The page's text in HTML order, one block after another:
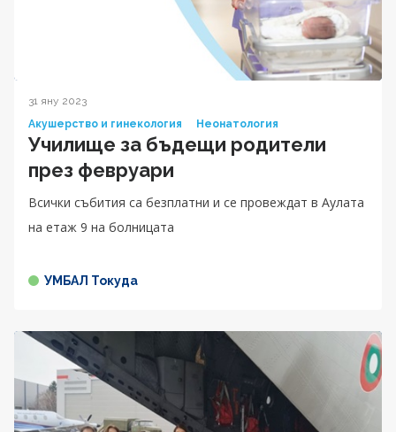
31 яну 2023
Акушерство и гинекология
Неонатология
Училище за бъдещи родители
през февруари
Всички събития са безплатни и се провеждат в Аулата
на етаж 9 на болницата
УМБАЛ Токуда